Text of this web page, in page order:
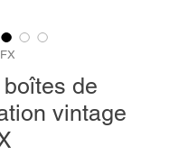
de
vintage